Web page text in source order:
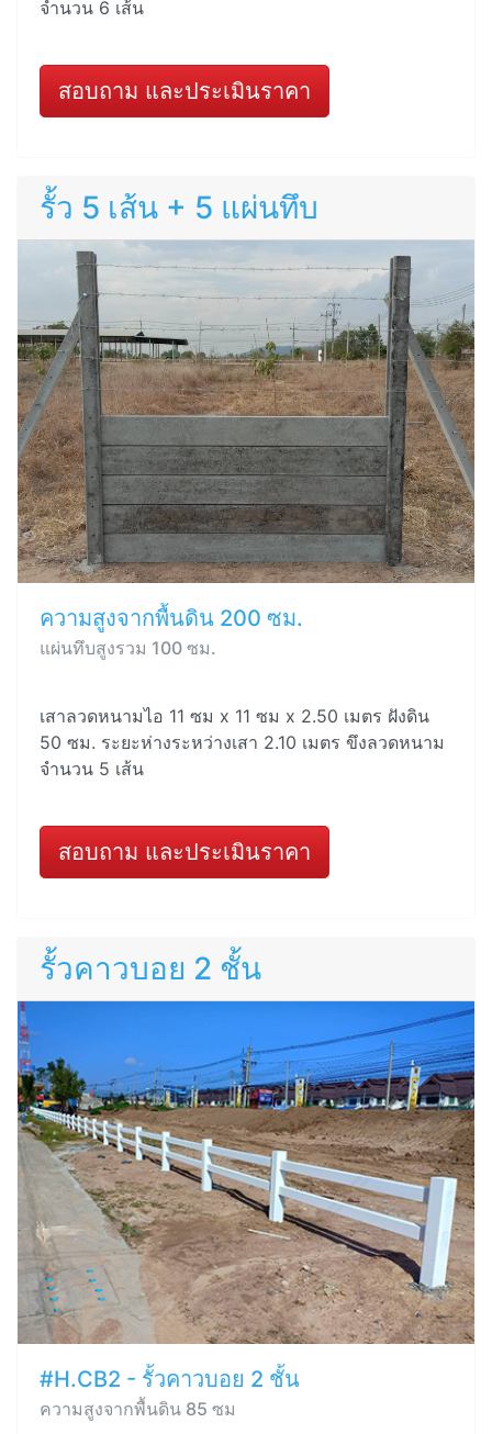
จำนวน 6 เส้น
สอบถาม และประเมินราคา
รั้ว 5 เส้น + 5 แผ่นทึบ
ความสูงจากพื้นดิน 200 ซม.
แผ่นทึบสูงรวม 100 ซม.
เสาลวดหนามไอ 11 ซม x 11 ซม x 2.50 เมตร ฝังดิน
50 ซม. ระยะห่างระหว่างเสา 2.10 เมตร ขึงลวดหนาม
จำนวน 5 เส้น
สอบถาม และประเมินราคา
รั้วคาวบอย 2 ชั้น
#H.CB2 - รั้วคาวบอย 2 ชั้น
ความสูงจากพื้นดิน 85 ซม